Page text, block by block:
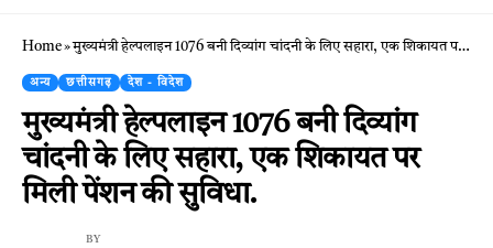
Home»मुख्यमंत्री हेल्पलाइन 1076 बनी दिव्यांग चांदनी के लिए सहारा, एक शिकायत पर मिली पेंशन की सुविधा.
अन्य छत्तीसगढ़ देश - विदेश
मुख्यमंत्री हेल्पलाइन 1076 बनी दिव्यांग
चांदनी के लिए सहारा, एक शिकायत पर
मिली पेंशन की सुविधा.
BY